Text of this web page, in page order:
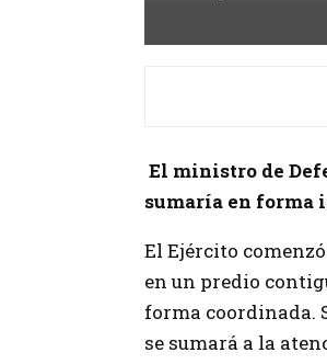
El ministro de
sumaría en forma
El Ejército
en un predio
forma coordinada.
se sumará a la